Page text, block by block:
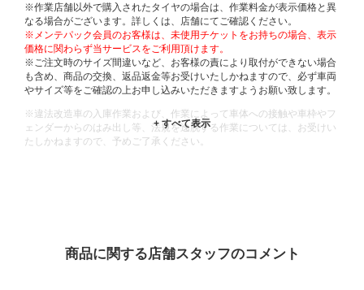
※作業店舗以外で購入されたタイヤの場合は、作業料金が表示価格と異
なる場合がございます。詳しくは、店舗にてご確認ください。
※メンテパック会員のお客様は、未使用チケットをお持ちの場合、表示
価格に関わらず当サービスをご利用頂けます。
※ご注文時のサイズ間違いなど、お客様の責により取付ができない場合
も含め、商品の交換、返品返金等お受けいたしかねますので、必ず車両
やサイズ等をご確認の上お申し込みいただきますようお願い致します。
※違法改造車の入庫作業および、作業によって車体への接触や車枠やフ
ェンダーからのはみ出し等、法規を逸脱する作業については、お受けい
たしかねますので、予めご了承ください。
商品に関する店舗スタッフのコメント